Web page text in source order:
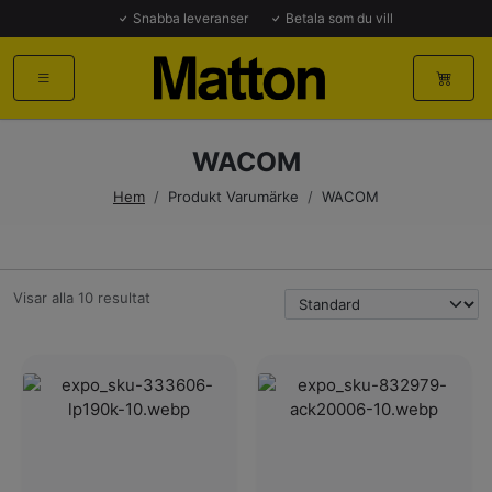
Snabba leveranser Betala som du vill
WACOM
Hem / Produkt Varumärke / WACOM
Visar alla 10 resultat